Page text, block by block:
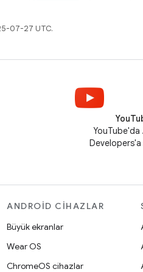
07-27 UTC.
YouTube'da
Developers'a
ANDROID CIHAZLAR
Büyük ekranlar
Wear OS
ChromeOS cihazlar